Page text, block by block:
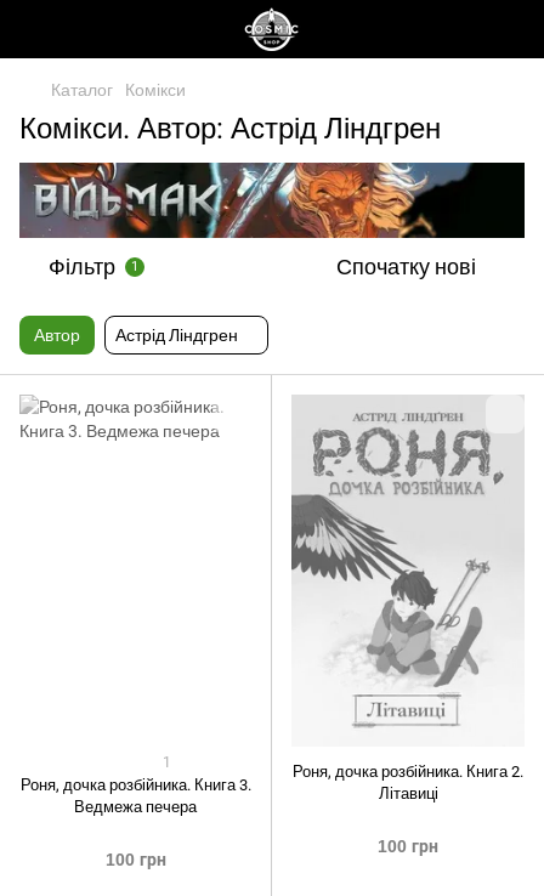
Каталог Комікси
Комікси. Автор: Астрід Ліндгрен
Фільтр 1 Спочатку нові
Автор Астрід Ліндгрен
1
Роня, дочка розбійника. Книга 3.
Ведмежа печера
100 грн
Роня, дочка розбійника. Книга 2.
Літавиці
100 грн